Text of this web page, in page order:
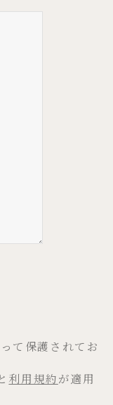
て保護されてお
利用規約が適用